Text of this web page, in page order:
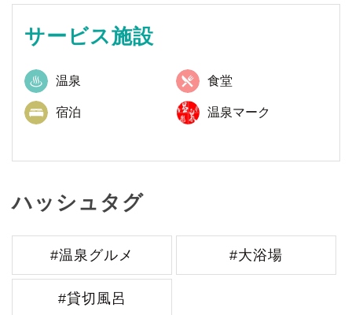
サービス施設
温泉 食堂
宿泊 温泉マーク
ハッシュタグ
#温泉グルメ #大浴場
#貸切風呂